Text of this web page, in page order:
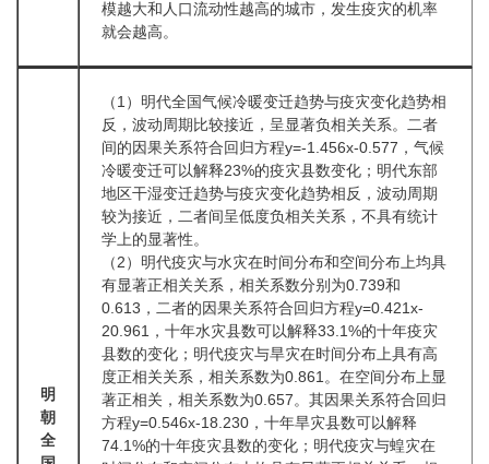
模越大和人口流动性越高的城市，发生疫灾的机率
就会越高。
明
朝
全
（1）明代全国气候冷暖变迁趋势与疫灾变化趋势相
反，波动周期比较接近，呈显著负相关关系。二者
间的因果关系符合回归方程y=-1.456x-0.577，气候
冷暖变迁可以解释23%的疫灾县数变化；明代东部
地区干湿变迁趋势与疫灾变化趋势相反，波动周期
较为接近，二者间呈低度负相关关系，不具有统计
学上的显著性。
（2）明代疫灾与水灾在时间分布和空间分布上均具
有显著正相关关系，相关系数分别为0.739和
0.613，二者的因果关系符合回归方程y=0.421x-
20.961，十年水灾县数可以解释33.1%的十年疫灾
县数的变化；明代疫灾与旱灾在时间分布上具有高
度正相关关系，相关系数为0.861。在空间分布上显
著正相关，相关系数为0.657。其因果关系符合回归
方程y=0.546x-18.230，十年旱灾县数可以解释
74.1%的十年疫灾县数的变化；明代疫灾与蝗灾在